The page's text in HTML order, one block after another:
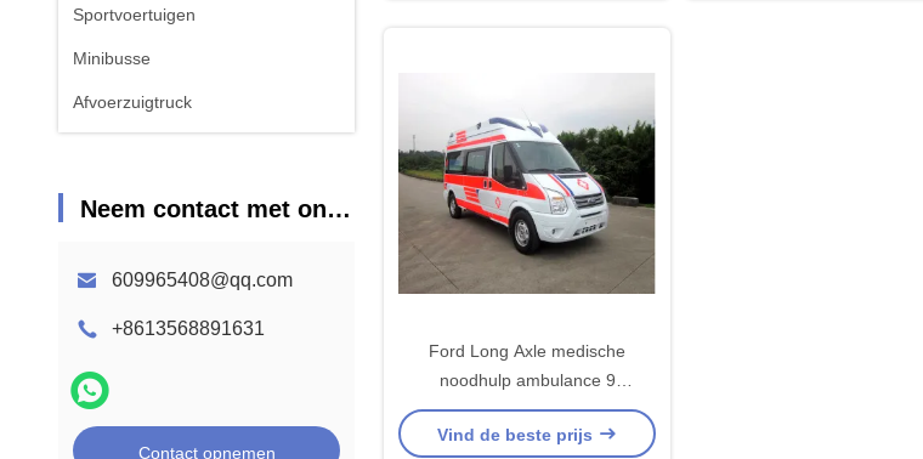
Sportvoertuigen
Minibusse
Afvoerzuigtruck
Neem contact met ons op
609965408@qq.com
+8613568891631
Contact opnemen
Ford Long Axle medische
noodhulp ambulance 9
zitplaatsen voorste achterste
aandrijving 4 × 2
Vind de beste prijs